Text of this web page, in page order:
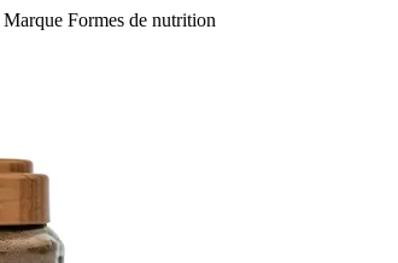
Marque Formes de nutrition